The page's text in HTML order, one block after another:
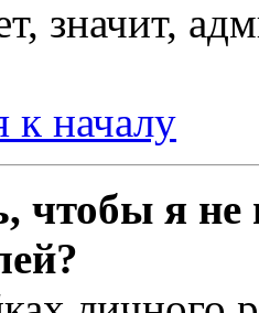
значит,
к началу
чтобы я